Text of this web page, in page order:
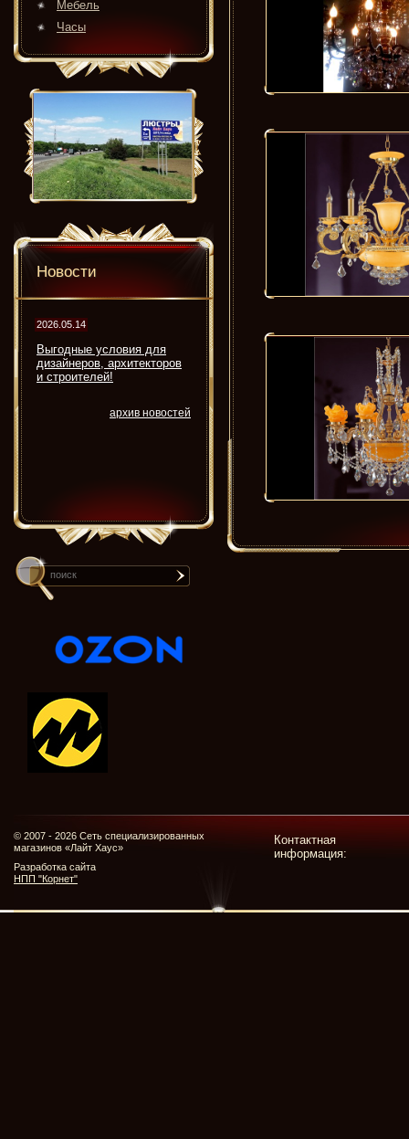
Мебель
Часы
Новости
2026.05.14
Выгодные условия для
дизайнеров, архитекторов
и строителей!
архив новостей
© 2007 - 2026 Сеть специализированных
магазинов «Лайт Хаус»
Разработка сайта
НПП "Корнет"
Контактная
информация: